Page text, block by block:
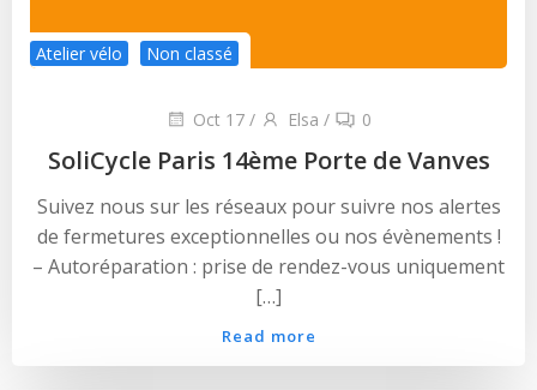
Atelier vélo Non classé
Oct 17 / Elsa / 0
SoliCycle Paris 14ème Porte de Vanves
Suivez nous sur les réseaux pour suivre nos alertes
de fermetures exceptionnelles ou nos évènements !
– Autoréparation : prise de rendez-vous uniquement
[…]
Read more